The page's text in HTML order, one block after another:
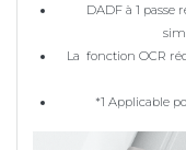
DADF à 1
La fonction OCR
*1 Applicable